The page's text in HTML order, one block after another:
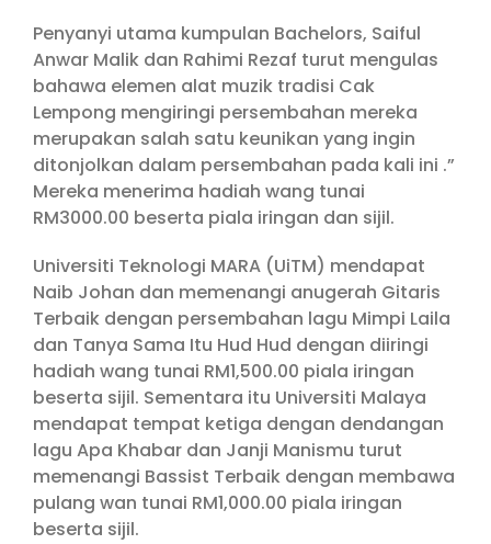
Penyanyi utama kumpulan Bachelors, Saiful
Anwar Malik dan Rahimi Rezaf turut mengulas
bahawa elemen alat muzik tradisi Cak
Lempong mengiringi persembahan mereka
merupakan salah satu keunikan yang ingin
ditonjolkan dalam persembahan pada kali ini .”
Mereka menerima hadiah wang tunai
RM3000.00 beserta piala iringan dan sijil.
Universiti Teknologi MARA (UiTM) mendapat
Naib Johan dan memenangi anugerah Gitaris
Terbaik dengan persembahan lagu Mimpi Laila
dan Tanya Sama Itu Hud Hud dengan diiringi
hadiah wang tunai RM1,500.00 piala iringan
beserta sijil. Sementara itu Universiti Malaya
mendapat tempat ketiga dengan dendangan
lagu Apa Khabar dan Janji Manismu turut
memenangi Bassist Terbaik dengan membawa
pulang wan tunai RM1,000.00 piala iringan
beserta sijil.